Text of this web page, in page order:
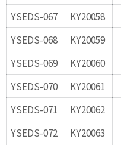
YSEDS-067
KY20058
YSEDS-068
KY20059
YSEDS-069
KY20060
YSEDS-070
KY20061
YSEDS-071
KY20062
YSEDS-072
KY20063